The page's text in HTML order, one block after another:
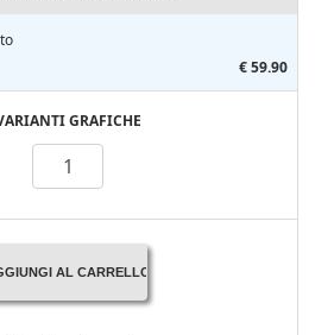
€ 59.90
GRAFICHE
AL CARRELLO